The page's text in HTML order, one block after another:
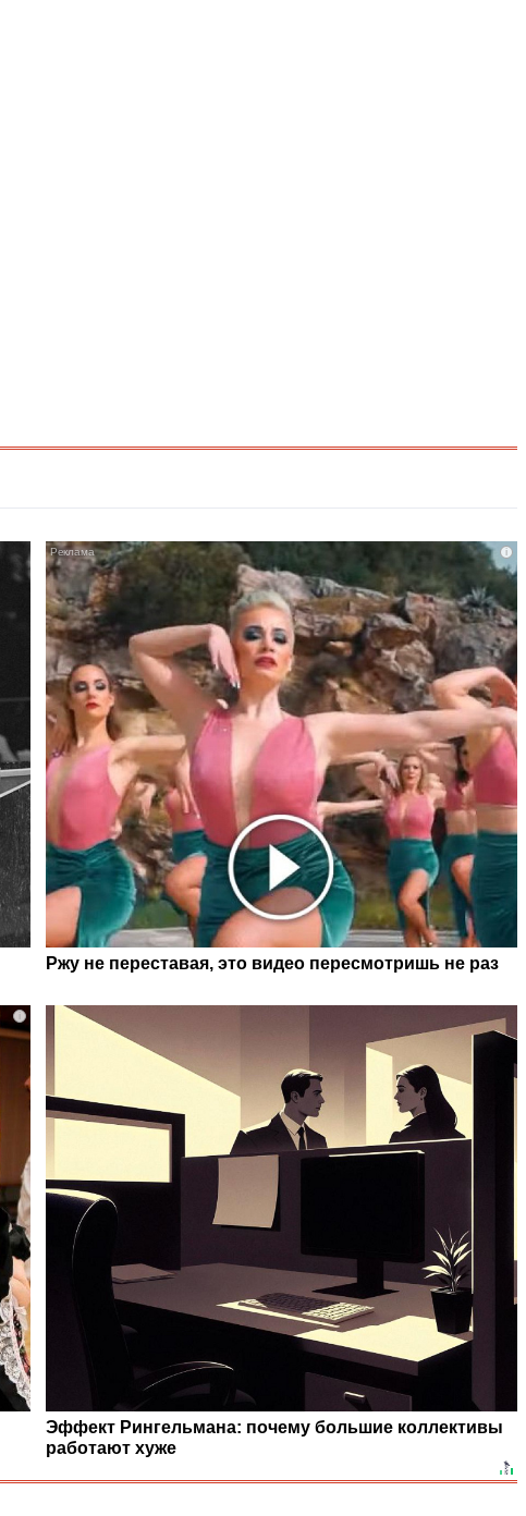
i
Ржу не переставая, это видео пересмотришь не раз
i
Эффект Рингельмана: почему большие коллективы
работают хуже